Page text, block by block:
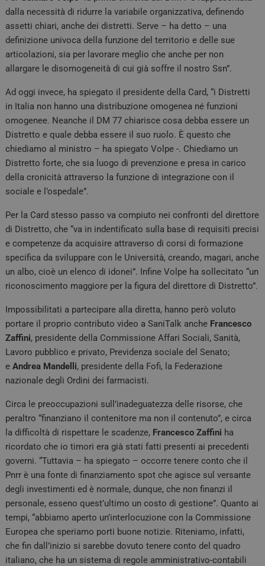
dalla necessità di ridurre la variabile organizzativa, definendo
assetti chiari, anche dei distretti. Serve – ha detto – una
definizione univoca della funzione del territorio e delle sue
articolazioni, sia per lavorare meglio che anche per non
allargare le disomogeneità di cui già soffre il nostro Ssn”.
Ad oggi invece, ha spiegato il presidente della Card, “i Distretti
in Italia non hanno una distribuzione omogenea né funzioni
omogenee. Neanche il DM 77 chiarisce cosa debba essere un
Distretto e quale debba essere il suo ruolo. È questo che
chiediamo al ministro – ha spiegato Volpe -. Chiediamo un
Distretto forte, che sia luogo di prevenzione e presa in carico
della cronicità attraverso la funzione di integrazione con il
sociale e l’ospedale”.
Per la Card stesso passo va compiuto nei confronti del direttore
di Distretto, che “va in indentificato sulla base di requisiti precisi
e competenze da acquisire attraverso di corsi di formazione
specifica da sviluppare con le Università, creando, magari, anche
un albo, cioè un elenco di idonei”. Infine Volpe ha sollecitato “un
riconoscimento maggiore per la figura del direttore di Distretto”.
Impossibilitati a partecipare alla diretta, hanno però voluto
portare il proprio contributo video a SaniTalk anche Francesco
Zaffini, presidente della Commissione Affari Sociali, Sanità,
Lavoro pubblico e privato, Previdenza sociale del Senato;
eAndrea Mandelli, presidente della Fofi, la Federazione
nazionale degli Ordini dei farmacisti.
Circa le preoccupazioni sull’inadeguatezza delle risorse, che
peraltro “finanziano il contenitore ma non il contenuto”, e circa
la difficoltà di rispettare le scadenze, Francesco Zaffini ha
ricordato che io timori era già stati fatti presenti ai precedenti
governi. “Tuttavia – ha spiegato – occorre tenere conto che il
Pnrr è una fonte di finanziamento spot che agisce sul versante
degli investimenti ed è normale, dunque, che non finanzi il
personale, esseno quest’ultimo un costo di gestione”. Quanto ai
tempi, “abbiamo aperto un’interlocuzione con la Commissione
Europea che speriamo porti buone notizie. Riteniamo, infatti,
che fin dall’inizio si sarebbe dovuto tenere conto del quadro
italiano, che ha un sistema di regole amministrativo-contabili